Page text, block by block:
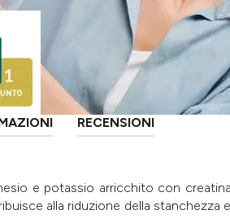
RECENSIONI
e potassio arricchito con
alla riduzione della